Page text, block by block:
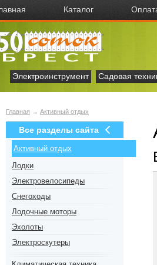
Каталог
Электроинструмент Садовая
Главная → Активный отдых
Все разделы сайта
Активный отдых
Лодки
Электровелосипеды
Снегоходы
Лодочные моторы
Эхолоты
Электроскутеры